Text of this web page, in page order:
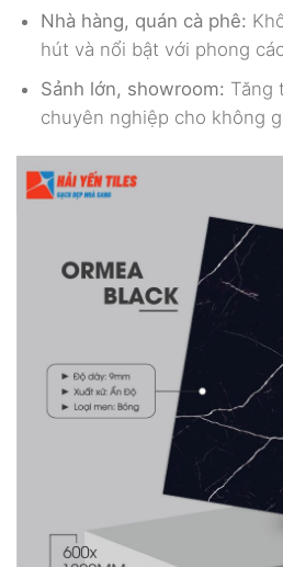
Nhà hàng, quán cà phê:
hút và nổi bật với phong
Sảnh lớn, showroom: Tăng
chuyên nghiệp cho không